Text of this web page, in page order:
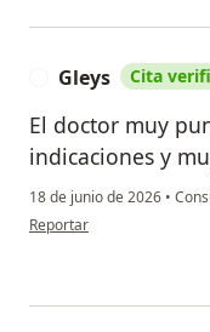
Gleys Cita
El doctor muy
indicaciones y
18 de junio de 2026 •
en opinión del usuario Gleys
Reportar